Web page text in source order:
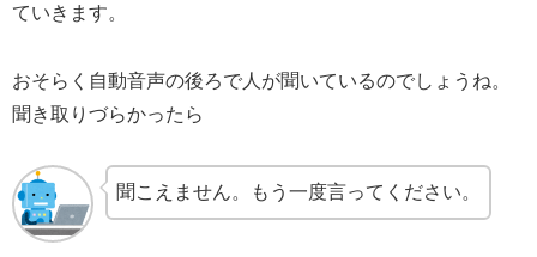
ていきます。
おそらく自動音声の後ろで人が聞いているのでしょうね。
聞き取りづらかったら
聞こえません。もう一度言ってください。